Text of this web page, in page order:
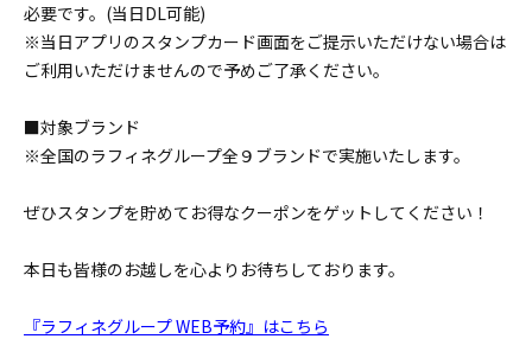
必要です。(当日DL可能)
※当日アプリのスタンプカード画面をご提示いただけない場合は
ご利用いただけませんので予めご了承ください。
■対象ブランド
※全国のラフィネグループ全９ブランドで実施いたします。
ぜひスタンプを貯めてお得なクーポンをゲットしてください！
本日も皆様のお越しを心よりお待ちしております。
『ラフィネグループ WEB予約』はこちら